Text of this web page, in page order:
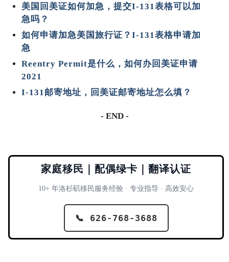
美国回美证如何加急，提交I-131表格可以加
急吗？
如何申请加急美国旅行证？I-131表格申请加
急
Reentry Permit是什么，如何办回美证申请
2021
I-131邮寄地址，回美证邮寄地址怎么填？
- END -
家庭移民｜配偶绿卡｜翻译认证
10+ 年洛杉矶移民服务经验 · 专业指导 · 高效安心
📞 626-768-3688